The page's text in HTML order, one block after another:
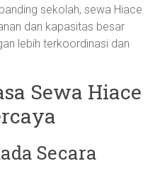
sekolah, sewa Hiace
dan kapasitas besar
lebih terkoordinasi dan
Sewa Hiace
Secara